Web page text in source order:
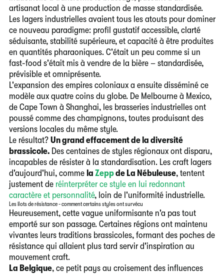
artisanat local à une production de masse standardisée.
Les lagers industrielles avaient tous les atouts pour dominer
ce nouveau paradigme: profil gustatif accessible, clarté
séduisante, stabilité supérieure, et capacité à être produites
en quantités pharaoniques. C'était un peu comme si un
fast-food s'était mis à vendre de la bière – standardisée,
prévisible et omniprésente.
L'expansion des empires coloniaux a ensuite disséminé ce
modèle aux quatre coins du globe. De Melbourne à Mexico,
de Cape Town à Shanghai, les brasseries industrielles ont
poussé comme des champignons, toutes produisant des
versions locales du même style.
Le résultat? Un grand effacement de la diversité
brassicole.Des centaines de styles régionaux ont disparu,
incapables de résister à la standardisation. Les craft lagers
d'aujourd'hui, comme la Zeppde La Nébuleuse,tentent
justement de réinterpréter ce style en lui redonnant
caractère et personnalité, loin de l'uniformité industrielle.
Les îlots de résistance - comment certains styles ont survécu
Heureusement, cette vague uniformisante n'a pas tout
emporté sur son passage. Certaines régions ont maintenu
vivantes leurs traditions brassicoles, formant des poches de
résistance qui allaient plus tard servir d'inspiration au
mouvement craft.
La Belgique, ce petit pays au croisement des influences